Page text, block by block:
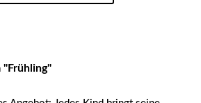
"Frühling"